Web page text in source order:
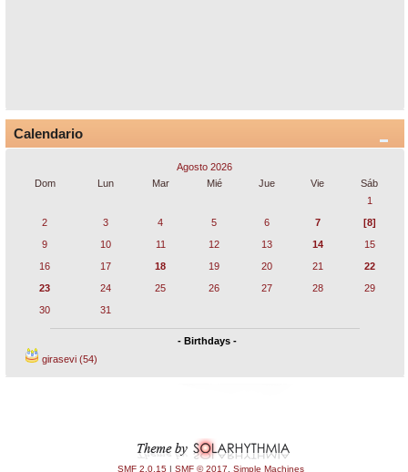
Calendario
Agosto 2026
Dom
Lun Mar Mié Jue Vie
Sáb
1
2
3 4 5 6 7
[8]
9
10 11 12 13 14
15
16
17 18 19 20 21
22
23
24 25 26 27 28
29
30
31
- Birthdays -
girasevi (54)
SMF 2.0.15 | SMF © 2017 Simple Machines